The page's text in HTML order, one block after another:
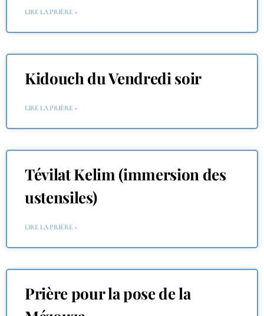
LIRE LA PRIÈRE »
Kidouch du Vendredi soir
LIRE LA PRIÈRE »
Tévilat Kelim (immersion des
ustensiles)
LIRE LA PRIÈRE »
Prière pour la pose de la